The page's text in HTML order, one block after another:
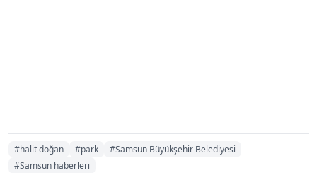
#halit doğan #park
#Samsun Büyükşehir Belediyesi
#Samsun haberleri